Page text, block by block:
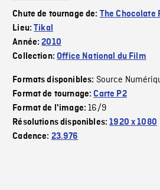
Chute de tournage de: The Chocolate
Lieu:Tikal
Année:2010
Collection:Office National du Film
Formats disponibles: Source
Format de tournage:Carte P2
Format de l'image:16/9
Résolutions disponibles:1920 x 1080
Cadence: 23.976